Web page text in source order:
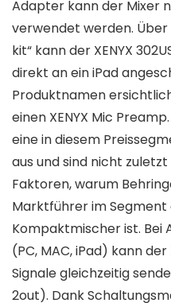
Adapter kann der Mixer
verwendet werden.
kit“ kann der XENYX
direkt an ein iPad
Produktnamen
einen XENYX Mic
eine in diesem
aus und sind nicht
Faktoren, warum
Marktführer im Segment
Kompaktmischer ist. Bei
(PC, MAC, iPad) kann der
Signale gleichzeitig
2out). Dank